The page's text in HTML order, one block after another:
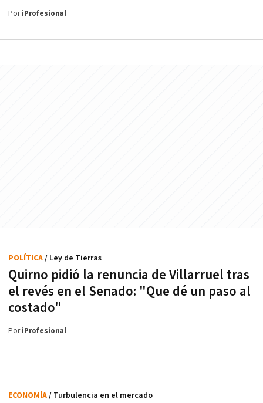
PoriProfesional
Quirno pidió la renuncia de Villarruel tras
el revés en el Senado: "Que dé un paso al
costado"
POLÍTICA/ Ley de Tierras
PoriProfesional
ECONOMÍA/ Turbulencia en el mercado